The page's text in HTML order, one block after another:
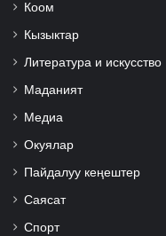
Коом
Кызыктар
Литература и искусство
Маданият
Медиа
Окуялар
Пайдалуу кеңештер
Саясат
Спорт